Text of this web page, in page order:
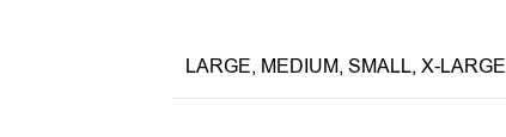
LARGE, MEDIUM, SMALL, X-LARGE